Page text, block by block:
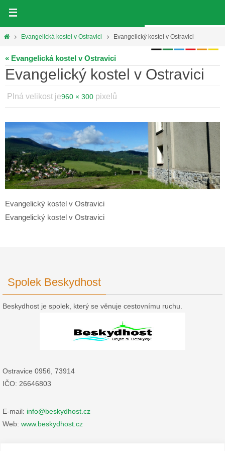
obsahHomeEvangelická kostel v Ostravici Evangelický kostel v Ostravici
« Evangelická kostel v Ostravici
Evangelický kostel v Ostravici
Plná velikost je960 × 300 pixelů
Evangelický kostel v Ostravici
Evangelický kostel v Ostravici
Spolek Beskydhost
Beskydhost je spolek, který se věnuje cestovnímu ruchu.
Ostravice 0956, 73914
IČO: 26646803
E-mail: info@beskydhost.cz
Web: www.beskydhost.cz